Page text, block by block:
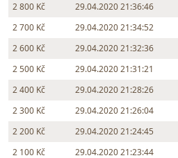
2 800 Kč
29.04.2020 21:36:46
2 700 Kč
29.04.2020 21:34:52
2 600 Kč
29.04.2020 21:32:36
2 500 Kč
29.04.2020 21:31:21
2 400 Kč
29.04.2020 21:28:26
2 300 Kč
29.04.2020 21:26:04
2 200 Kč
29.04.2020 21:24:45
2 100 Kč
29.04.2020 21:23:44